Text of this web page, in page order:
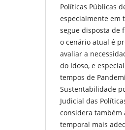
Políticas Públicas
especialmente em
segue disposta de
o cenário atual é
avaliar a
do Idoso, e
tempos de
Sustentabilidade
Judicial das
considera também
temporal mais